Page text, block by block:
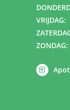
VRIJDAG:
ZONDAG: